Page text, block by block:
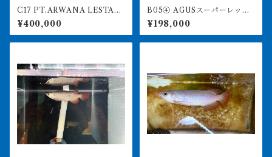
C17 PT.ARWANA LESTARI
最高峰紅龍 アブソリュート
レッド 17㎝前後 260-005
156 アグスファーム
¥400,000
B05④ AGUSスーパーレッド
F4 18㎝前後 PT.ARWANA
LESTARI アジアアロワナ 紅
龍 260-005137
¥198,000